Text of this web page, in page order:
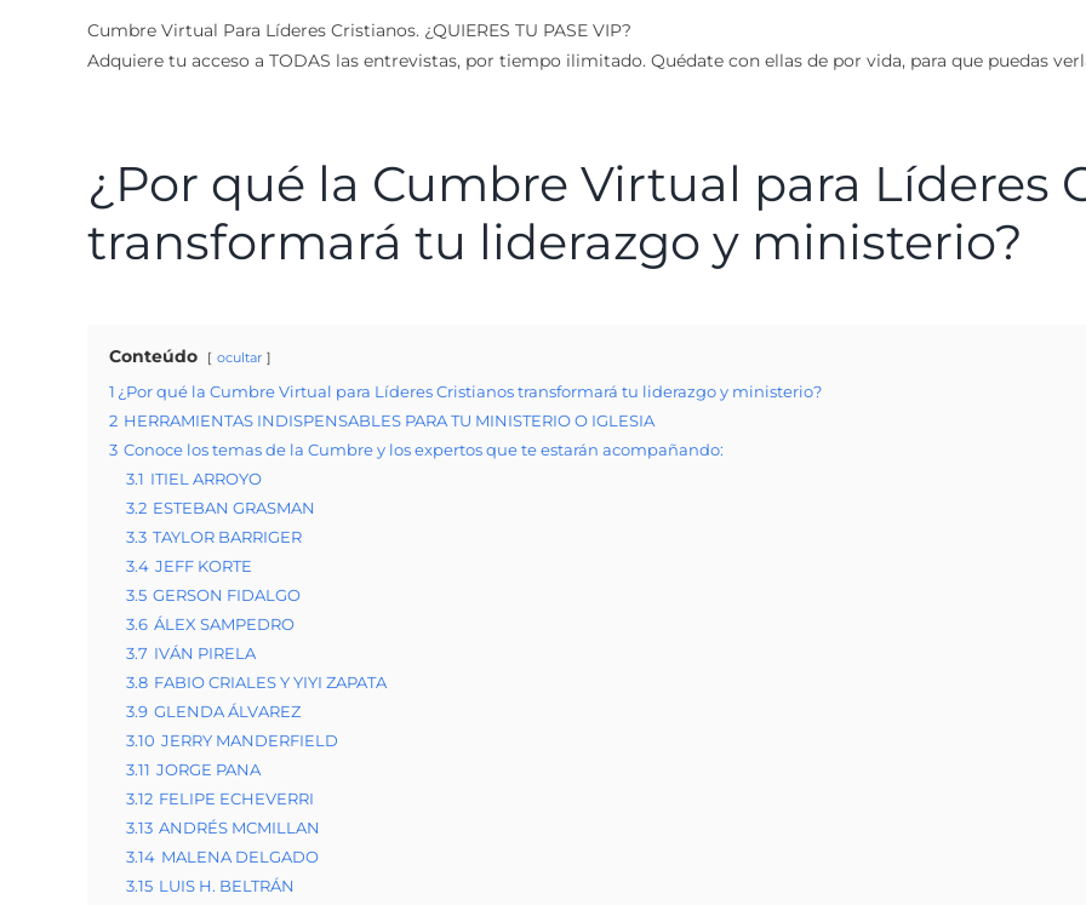
Cumbre Virtual Para Líderes Cristianos. ¿QUIERES TU PASE VIP?
Adquiere tu acceso a TODAS las entrevistas, por tiempo ilimitado. Quédate con ellas de por vida, para que puedas
​​​​​​​¿Por qué la Cumbre Virtual para Líderes
transformará tu liderazgo y ministerio?
Conteúdo ocultar
1 ​​​​​​​¿Por qué la Cumbre Virtual para Líderes Cristianos transformará tu liderazgo y ministerio?
2 HERRAMIENTAS INDISPENSABLES PARA TU MINISTERIO O IGLESIA
3 Conoce los temas de la Cumbre y los expertos que te estarán acompañando:
3.1 ITIEL ARROYO
3.2 ESTEBAN GRASMAN
3.3 TAYLOR BARRIGER
3.4 JEFF KORTE
3.5 GERSON FIDALGO
3.6 ÁLEX SAMPEDRO
3.7 IVÁN PIRELA
3.8 FABIO CRIALES Y YIYI ZAPATA
3.9 GLENDA ÁLVAREZ
3.10 JERRY MANDERFIELD
3.11 JORGE PANA
3.12 FELIPE ECHEVERRI
3.13 ANDRÉS MCMILLAN
3.14 MALENA DELGADO
3.15 LUIS H. BELTRÁN